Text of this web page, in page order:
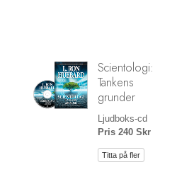
Scientologi:
Tankens
grunder
Ljudboks-cd
Pris 240 Skr
Titta på fler